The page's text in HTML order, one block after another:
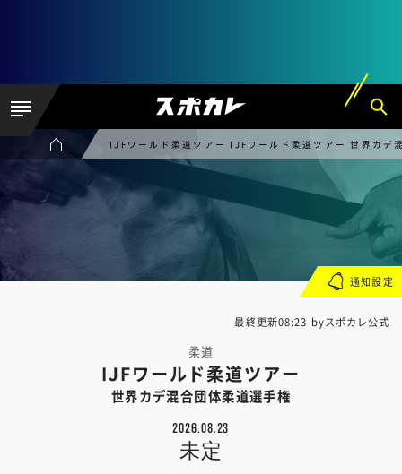
IJFワールド柔道ツアー IJFワールド柔道ツアー 世界カデ
最終更新08:23 byスポカレ公式
柔道
IJFワールド柔道ツアー
世界カデ混合団体柔道選手権
2026.08.23
未定
通知設定